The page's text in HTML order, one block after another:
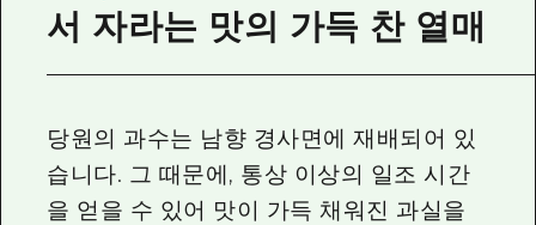
재해가 발생했을 때의 교통 정보
서 자라는 맛의 가득 찬 열매
당원의 과수는 남향 경사면에 재배되어 있
습니다. 그 때문에, 통상 이상의 일조 시간
을 얻을 수 있어 맛이 가득 채워진 과실을